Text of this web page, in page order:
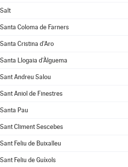
Salt
Santa Coloma de Farners
Santa Cristina d'Aro
Santa Llogaia d'Àlguema
Sant Andreu Salou
Sant Aniol de Finestres
Santa Pau
Sant Climent Sescebes
Sant Feliu de Buixalleu
Sant Feliu de Guíxols